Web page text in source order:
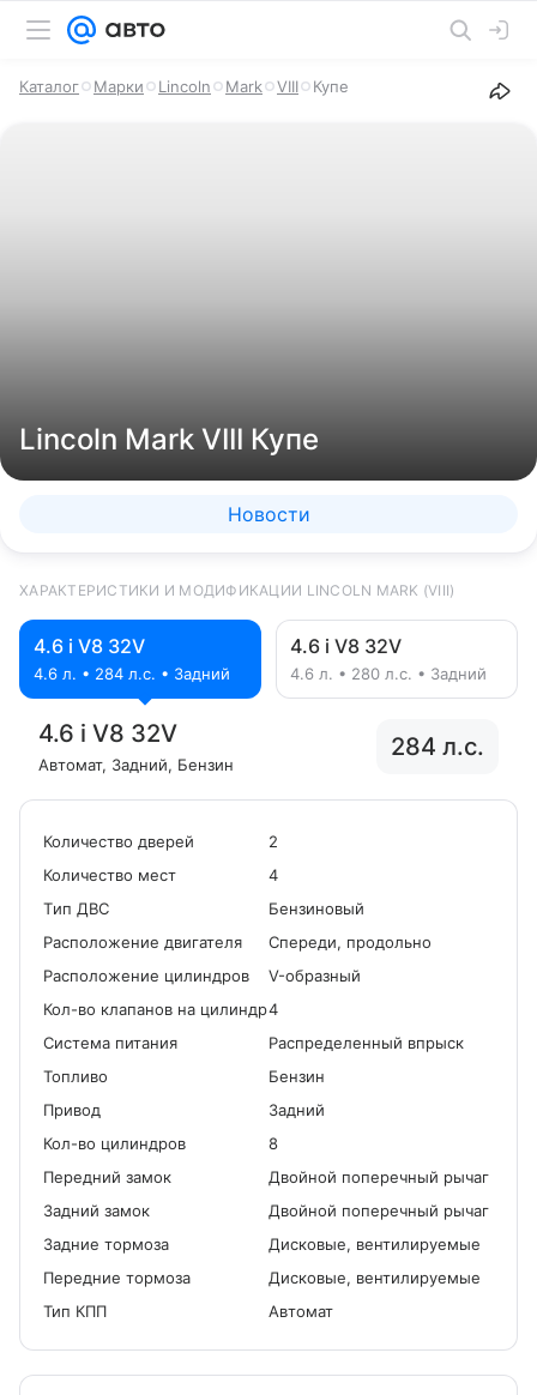
Каталог Марки Lincoln Mark VIII Купе
Lincoln Mark VIII Купе
Новости
ХАРАКТЕРИСТИКИ И МОДИФИКАЦИИ LINCOLN MARK (VIII)
4.6 i V8 32V
4.6 л. • 284 л.с. • Задний
4.6 i V8 32V
4.6 л. • 280 л.с. • Задний
4.6 i V8 32V
Автомат, Задний, Бензин
284 л.с.
Количество дверей
2
Количество мест
4
Tип ДВС
Бензиновый
Расположение двигателя
Спереди, продольно
Расположение цилиндров
V-образный
Кол-во клапанов на цилиндр4
Система питания
Распределенный впрыск
Топливо
Бензин
Привод
Задний
Кол-во цилиндров
8
Передний замок
Двойной поперечный рычаг
Задний замок
Двойной поперечный рычаг
Задние тормоза
Дисковые, вентилируемые
Передние тормоза
Дисковые, вентилируемые
Тип КПП
Автомат